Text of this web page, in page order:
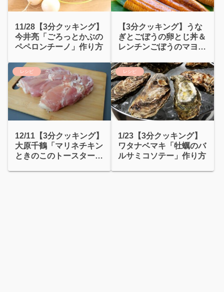
11/28【3分クッキング】
今井亮「ごろっとかぶの
ペペロンチーノ」作り方
【3分クッキング】うな
ぎとごぼうの卵とじ丼＆
レンチンごぼうのマヨあ
レシピ
12/11【3分クッキング】
大原千鶴「マリネチキン
ときのこのトースター焼
レシピ
1/23【3分クッキング】
ワタナベマキ「牡蠣のバ
ルサミコソテー」作り方